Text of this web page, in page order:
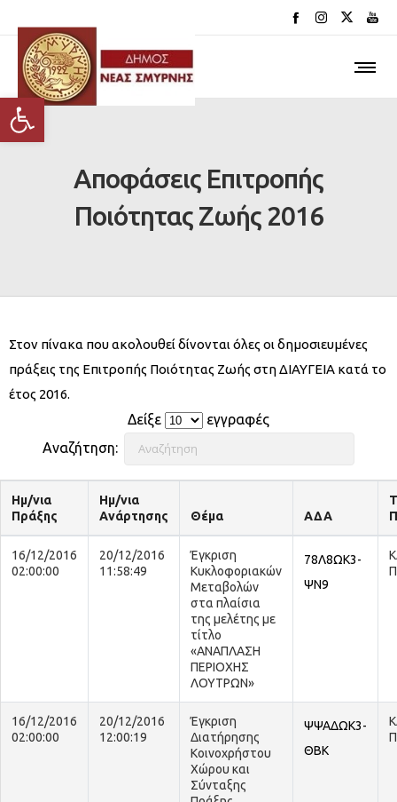
Ανοίξτε τη γραμμή εργαλείων
Αποφάσεις Επιτροπής
Ποιότητας Ζωής 2016
Στον πίνακα που ακολουθεί δίνονται όλες οι δημοσιευμένες
πράξεις της Επιτροπής Ποιότητας Ζωής στη ΔΙΑΥΓΕΙΑ κατά το
έτος 2016.
Δείξε
εγγραφές
Αναζήτηση:
Ημ/νια
Πράξης
Ημ/νια
Ανάρτησης
Θέμα ΑΔΑ
16/12/2016
02:00:00
20/12/2016
11:58:49
Έγκριση
Κυκλοφοριακών
Μεταβολών
στα πλαίσια
της μελέτης με
τίτλο
«ΑΝΑΠΛΑΣΗ
ΠΕΡΙΟΧΗΣ
ΛΟΥΤΡΩΝ»
78Λ8ΩΚ3-
ΨΝ9
16/12/2016
02:00:00
20/12/2016
12:00:19
Έγκριση
Διατήρησης
Κοινοχρήστου
Χώρου και
Σύνταξης
ΨΨΑΔΩΚ3-
ΘΒΚ